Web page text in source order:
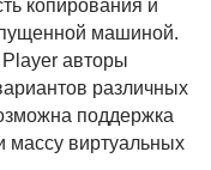
копирования и
машиной.
авторы
различных
поддержка
массу виртуальных